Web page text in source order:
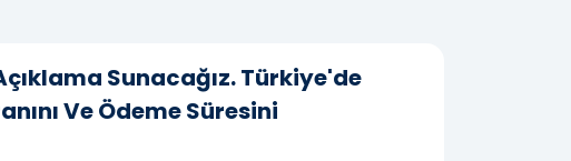
Sunacağız. Türkiye'de
Ve Ödeme Süresini